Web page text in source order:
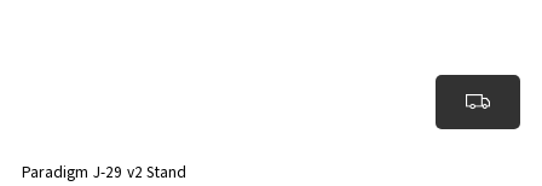
Paradigm J-29 v2 Stand